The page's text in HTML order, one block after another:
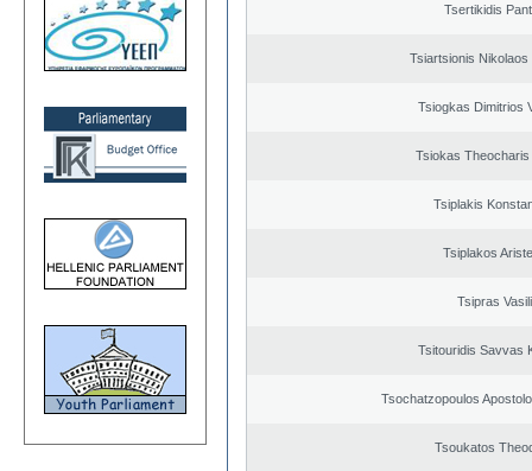
Tsertikidis
Tsiartsionis Nikolaos
Tsiogkas Dimitrios
Tsiokas
Tsiplakis
Tsiplakos
Tsipras
Tsitouridis Savvas
Tsochatzopoulos
Tsoukatos